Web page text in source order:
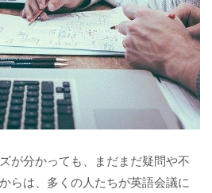
が分かっても、まだまだ疑問や不
らは、多くの人たちが英語会議に